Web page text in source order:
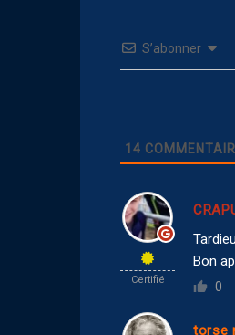
S’abonner
14
Certifié
Bon
0
torse